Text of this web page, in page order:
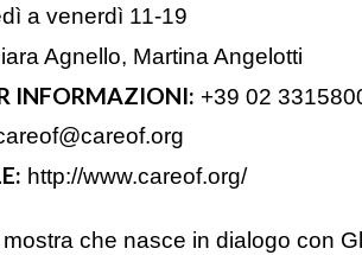
a venerdì 11-19
Agnello, Martina Angelotti
INFORMAZIONI: +39 02
http://www.careof.org/
che nasce in dialogo con